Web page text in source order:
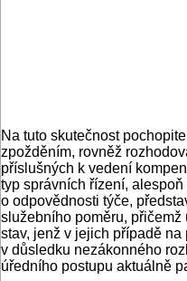
Na tuto skutečnost
zpožděním, rovněž
příslušných k vedení
typ správních řízení,
o odpovědnosti týče,
služebního poměru,
stav, jenž v jejich případě
v důsledku nezákonného
úředního postupu aktuálně